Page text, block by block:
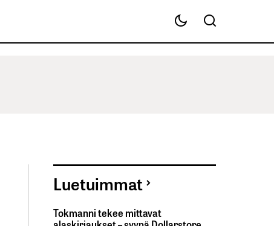
Luetuimmat
Tokmanni tekee mittavat